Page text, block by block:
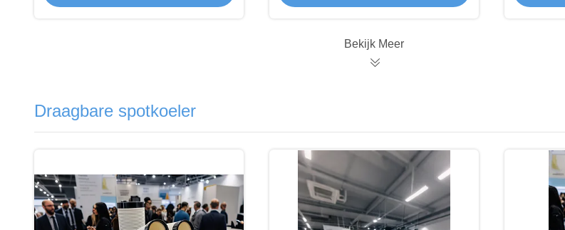
Bekijk Meer
Draagbare spotkoeler